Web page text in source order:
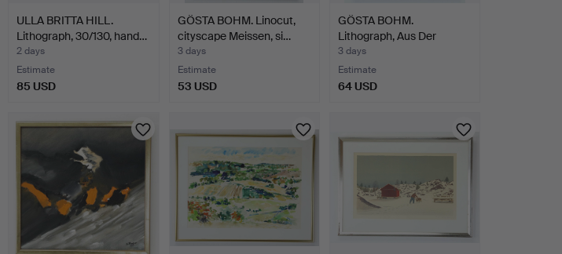
ULLA BRITTA HILL.
Lithograph, 30/130, hand…
2 days
Estimate
85 USD
GÖSTA BOHM. Linocut,
cityscape Meissen, si…
3 days
Estimate
53 USD
GÖSTA BOHM.
Lithograph, Aus Der
Bautzen, s…
3 days
Estimate
64 USD